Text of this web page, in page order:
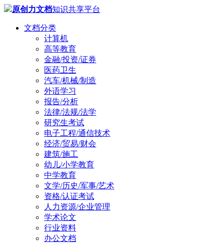
原创力文档知识共享平台
文档分类
计算机
高等教育
金融/投资/证券
医药卫生
汽车/机械/制造
外语学习
报告/分析
法律/法规/法学
研究生考试
电子工程/通信技术
经济/贸易/财会
建筑/施工
幼儿/小学教育
中学教育
文学/历史/军事/艺术
资格/认证考试
人力资源/企业管理
学术论文
行业资料
办公文档